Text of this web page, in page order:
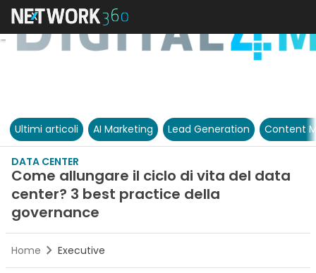
Ultimi articoli AI Marketing Lead Generation Content
DATA CENTER
Come allungare il ciclo di vita del data
center? 3 best practice della
governance
Home Executive